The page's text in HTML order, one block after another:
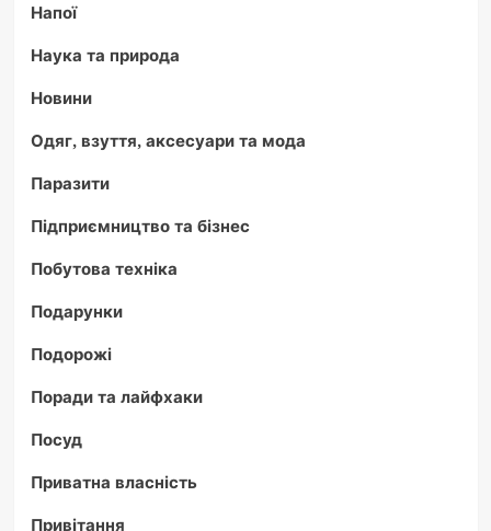
Напої
Наука та природа
Новини
Одяг, взуття, аксесуари та мода
Паразити
Підприємництво та бізнес
Побутова техніка
Подарунки
Подорожі
Поради та лайфхаки
Посуд
Приватна власність
Привітання